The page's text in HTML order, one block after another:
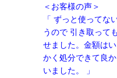
＜お客様の声＞
「 ずっと使ってな
うので 引き取って
せました。金額は
かく処分できて良
いました。 」